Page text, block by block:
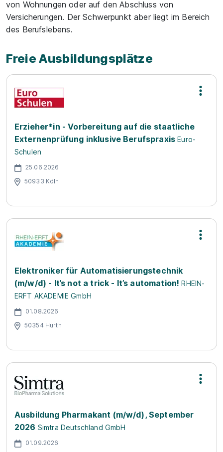
von Wohnungen oder auf den Abschluss von
Versicherungen. Der Schwerpunkt aber liegt im Bereich
des Berufslebens.
Freie Ausbildungsplätze
Erzieher*in - Vorbereitung auf die staatliche
Externenprüfung inklusive Berufspraxis Euro-
Schulen
25.06.2026
50933 Köln
Elektroniker für Automatisierungstechnik
(m/w/d) - It’s not a trick - It’s automation! RHEIN-
ERFT AKADEMIE GmbH
01.08.2026
50354 Hürth
Ausbildung Pharmakant (m/w/d), September
2026 Simtra Deutschland GmbH
01.09.2026